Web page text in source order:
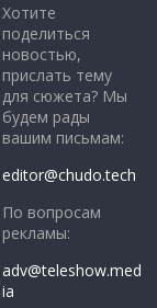
Хотите
поделиться
новостью,
прислать тему
для сюжета? Мы
будем рады
вашим письмам:
editor@chudo.tech
По вопросам
рекламы:
adv@teleshow.med
ia